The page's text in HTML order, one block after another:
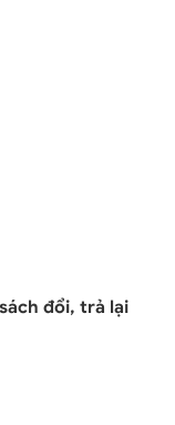
đổi, trả lại